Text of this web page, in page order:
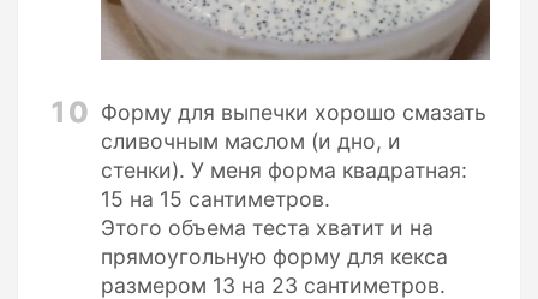
10 Форму для выпечки хорошо смазать
сливочным маслом (и дно, и
стенки). У меня форма квадратная:
15 на 15 сантиметров.
Этого объема теста хватит и на
прямоугольную форму для кекса
размером 13 на 23 сантиметров.